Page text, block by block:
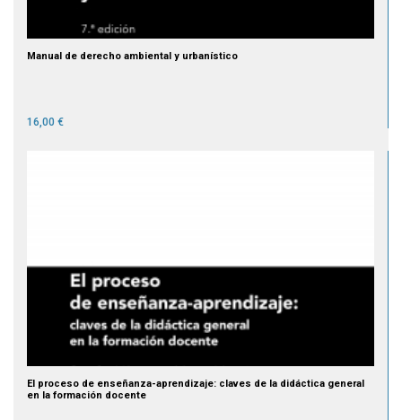
Manual de derecho ambiental y urbanístico
16,00 €
El proceso de enseñanza-aprendizaje: claves de la didáctica general
en la formación docente